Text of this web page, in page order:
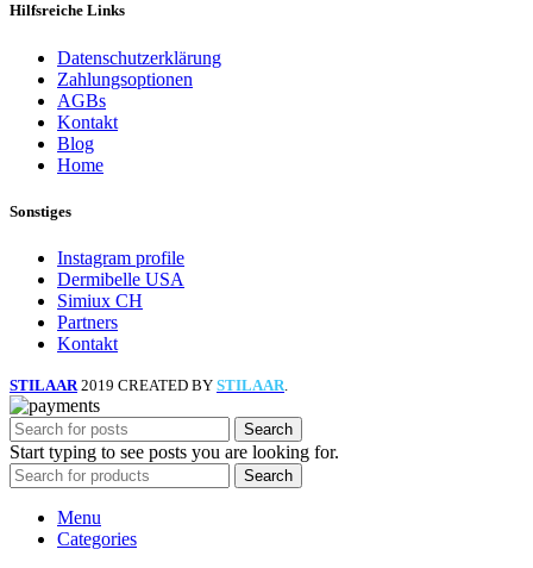
Hilfsreiche Links
Datenschutzerklärung
Zahlungsoptionen
AGBs
Kontakt
Blog
Home
Sonstiges
Instagram profile
Dermibelle USA
Simiux CH
Partners
Kontakt
STILAAR 2019 CREATED BY STILAAR.
Search
Start typing to see posts you are looking for.
Search
Menu
Categories